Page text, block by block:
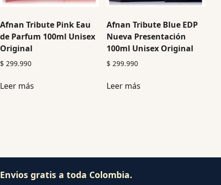
Afnan Tribute Pink Eau
de Parfum 100ml Unisex
Original
$ 299.990
Leer más
Afnan Tribute Blue EDP
Nueva Presentación
100ml Unisex Original
$ 299.990
Leer más
Envios gratis a toda Colombia.